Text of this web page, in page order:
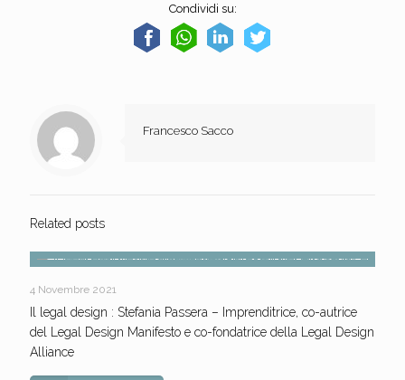
Condividi su:
Francesco Sacco
Related posts
4 Novembre 2021
Il legal design : Stefania Passera – Imprenditrice, co-autrice
del Legal Design Manifesto e co-fondatrice della Legal Design
Alliance